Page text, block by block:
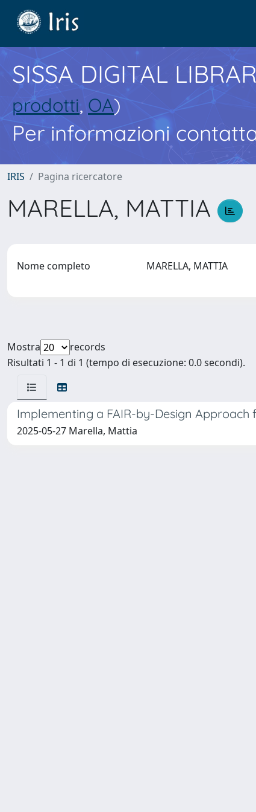
SISSA DIGITAL
prodotti, OA)
Per informazioni
IRIS Pagina ricercatore
MARELLA, MATTIA
Nome completo MARELLA, MATTIA
Mostra
records
Risultati 1 - 1 di 1 (tempo di esecuzione: 0.0 secondi).
Implementing a FAIR-by-Design
2025-05-27 Marella, Mattia